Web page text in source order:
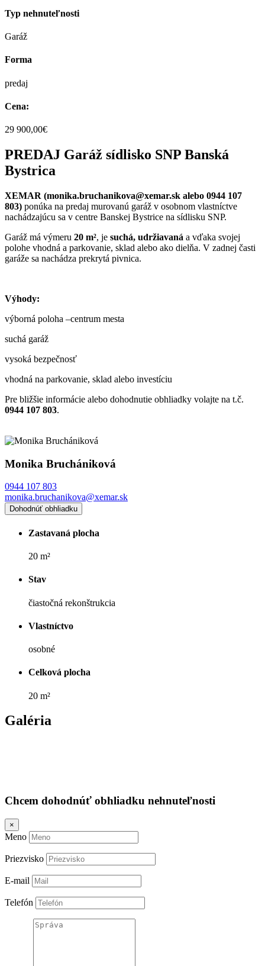
Typ nehnuteľnosti
Garáž
Forma
predaj
Cena:
29 900,00€
PREDAJ Garáž sídlisko SNP Banská
Bystrica
XEMAR (monika.bruchanikova@xemar.sk alebo 0944 107
803) ponúka na predaj murovanú garáž v osobnom vlastníctve
nachádzajúcu sa v centre Banskej Bystrice na sídlisku SNP.
Garáž má výmeru 20 m², je suchá, udržiavaná a vďaka svojej
polohe vhodná a parkovanie, sklad alebo ako dielňa. V zadnej časti
garáže sa nachádza prekrytá pivnica.
Výhody:
výborná poloha –centrum mesta
suchá garáž
vysoká bezpečnosť
vhodná na parkovanie, sklad alebo investíciu
Pre bližšie informácie alebo dohodnutie obhliadky volajte na t.č.
0944 107 803.
Monika Bruchániková
0944 107 803
monika.bruchanikova@xemar.sk
Dohodnúť obhliadku
Zastavaná plocha
20 m²
Stav
čiastočná rekonštrukcia
Vlastníctvo
osobné
Celková plocha
20 m²
Galéria
Chcem dohodnúť obhliadku nehnuteľnosti
×
Meno
Priezvisko
E-mail
Telefón